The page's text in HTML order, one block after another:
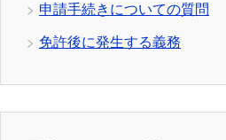
申請手続きについての質問
免許後に発生する義務